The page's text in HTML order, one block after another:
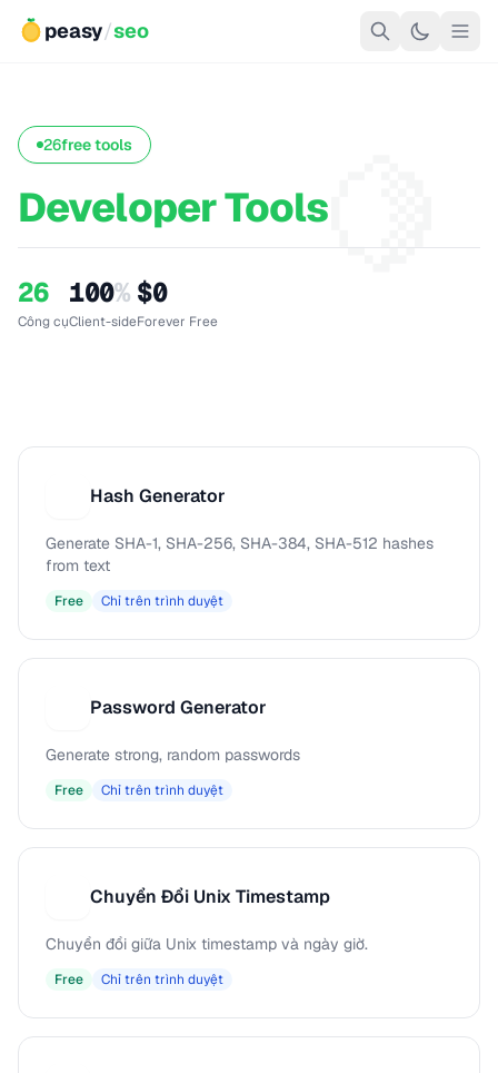
peasy/seo
🍋
26free tools
Developer Tools
26
Công cụ
100%
Client-side
$0
Forever Free
Hash Generator
Generate SHA-1, SHA-256, SHA-384, SHA-512 hashes
from text
Free Chỉ trên trình duyệt
Password Generator
Generate strong, random passwords
Free Chỉ trên trình duyệt
Chuyển Đổi Unix Timestamp
Chuyển đổi giữa Unix timestamp và ngày giờ.
Free Chỉ trên trình duyệt